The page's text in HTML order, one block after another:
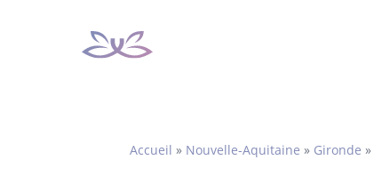
Accueil » Nouvelle-Aquitaine » Gironde »